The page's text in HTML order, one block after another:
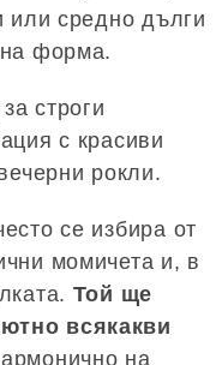
или средно дълги
форма.
строги
с красиви
рокли.
се избира от
момичета и, в
Той ще
всякакви
на